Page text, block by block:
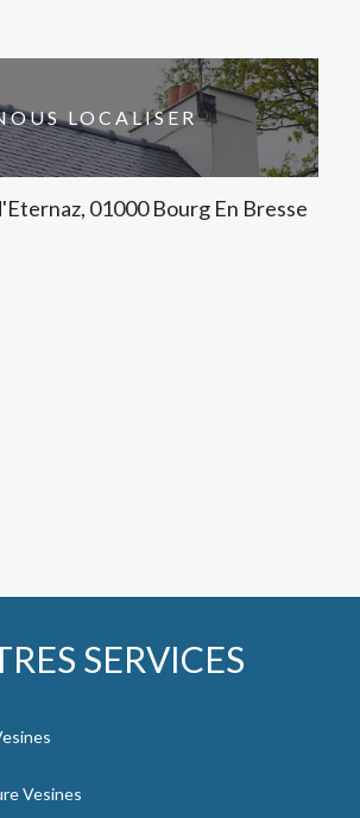
LOCALISER
01000 Bourg En Bresse
SERVICES
Vesines